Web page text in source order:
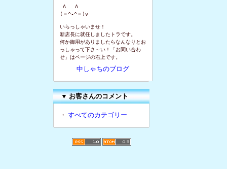
Λ   Λ
(＝^-^＝)v
いらっしゃいませ！
新店長に就任しましたトラです。
何か御用がありましたらなんなりとお
っしゃって下さ～い！「お問い合わ
せ」はページの右上です。
中しゃちのブログ
▼お客さんのコメント
・ すべてのカテゴリー